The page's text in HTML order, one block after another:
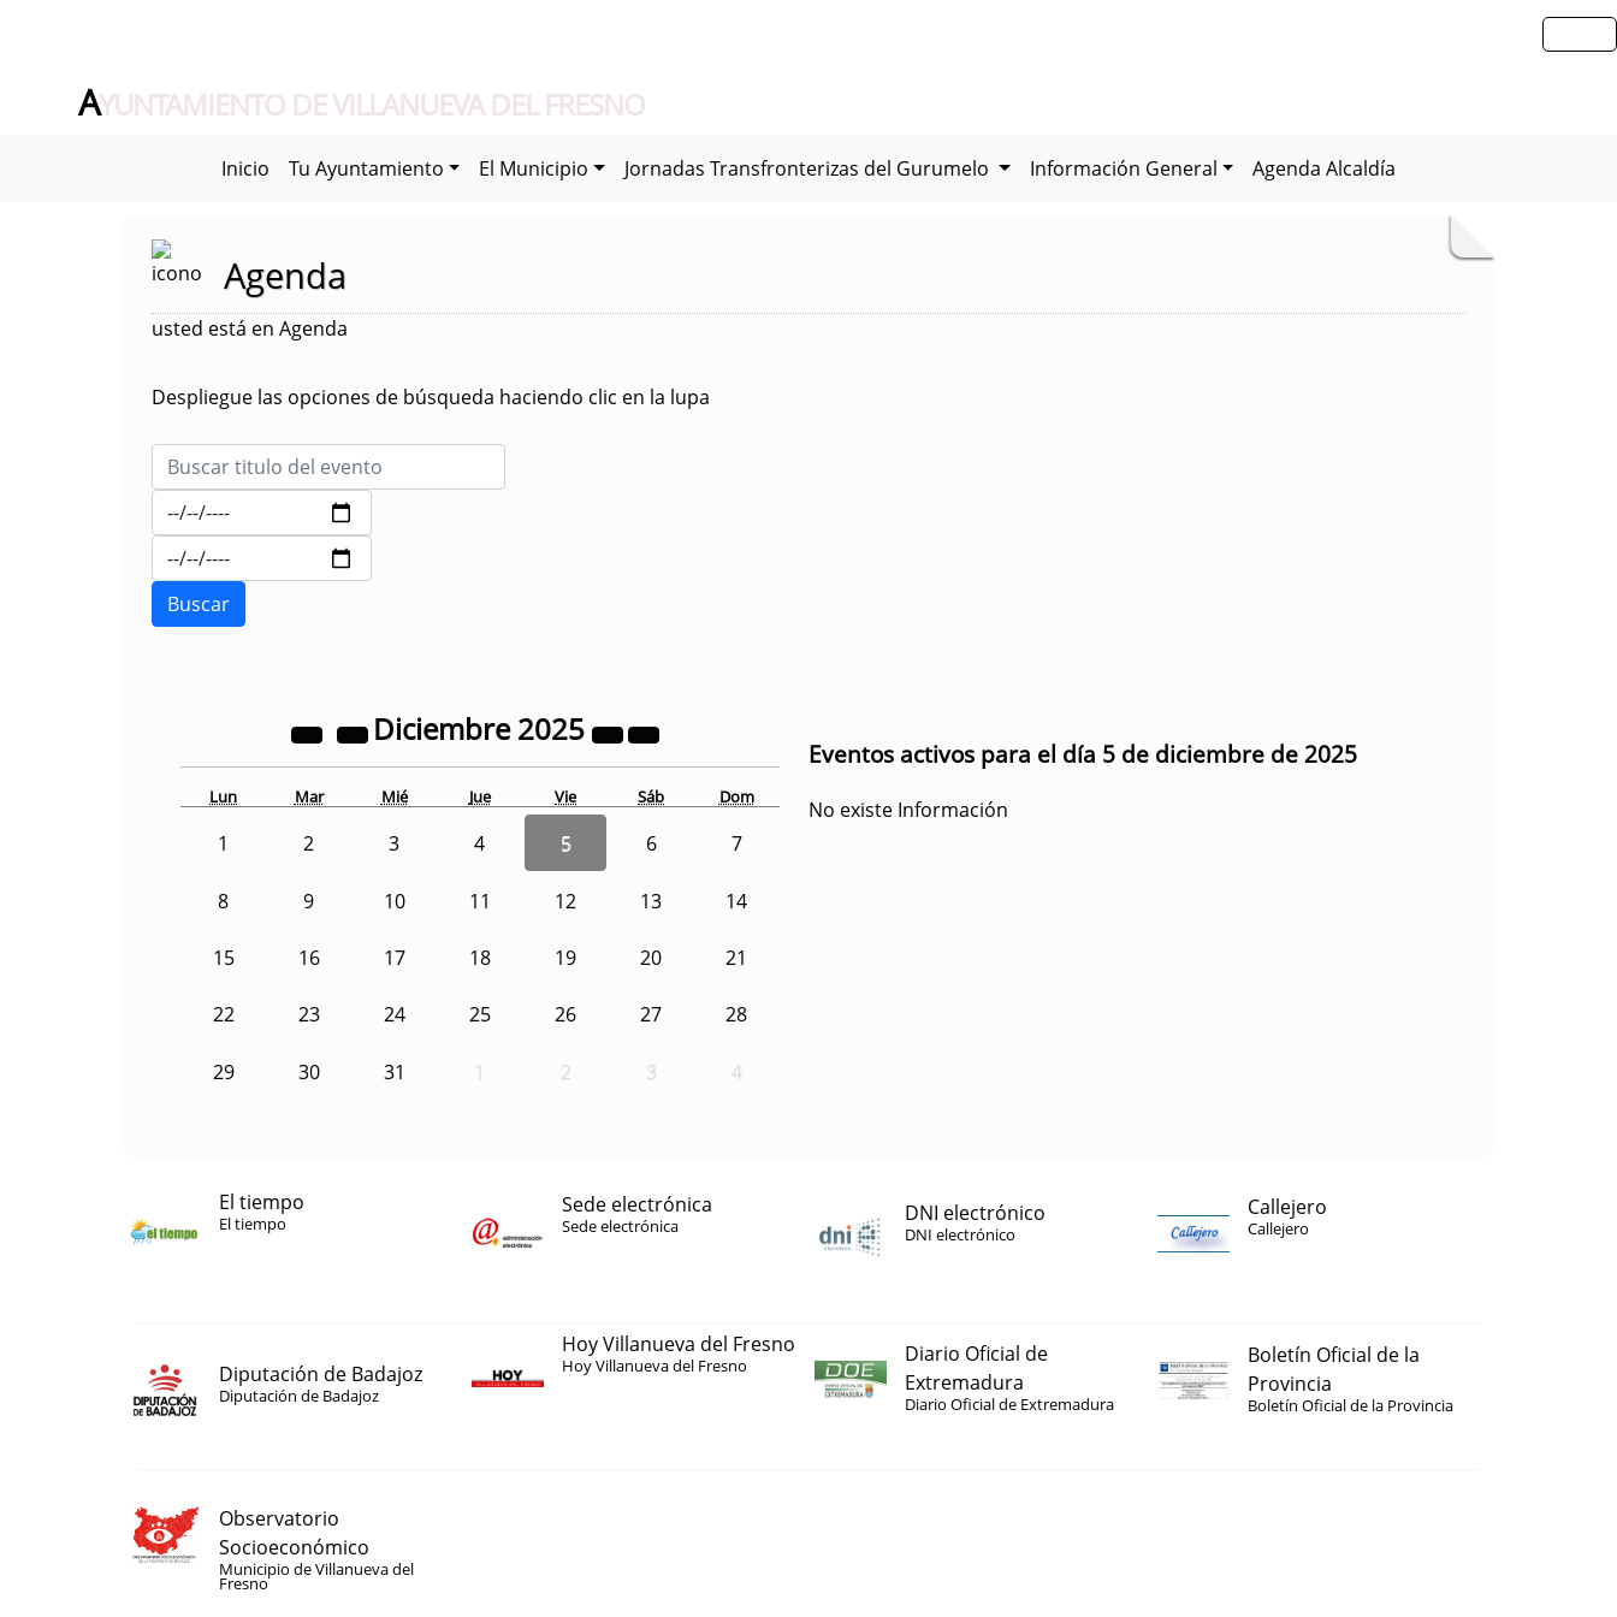
AYUNTAMIENTO DE VILLANUEVA DEL FRESNO
Inicio Tu Ayuntamiento El Municipio Jornadas Transfronterizas del Gurumelo Información General Agenda Alcaldía
Agenda
usted está en Agenda
Despliegue las opciones de búsqueda haciendo clic en la lupa
Diciembre2025
Lun Mar Mié Jue Vie Sáb Dom
1 2 3 4 5 6 7
8 9 10 11 12 13 14
15 16 17 18 19 20 21
22 23 24 25 26 27 28
29 30 31 1 2 3 4
Eventos activos para el día 5 de diciembre de 2025
No existe Información
El tiempo
El tiempo
Sede electrónica
Sede electrónica DNI electrónico
DNI electrónico
Callejero
Callejero
Diputación de Badajoz
Diputación de Badajoz
Hoy Villanueva del Fresno
Hoy Villanueva del Fresno
Diario Oficial de
Extremadura
Diario Oficial de Extremadura
Boletín Oficial de la
Provincia
Boletín Oficial de la Provincia
Observatorio
Socioeconómico
Municipio de Villanueva del
Fresno